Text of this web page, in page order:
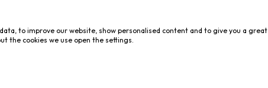
to improve our website, show personalised content and to give you a great
the cookies we use open the settings.